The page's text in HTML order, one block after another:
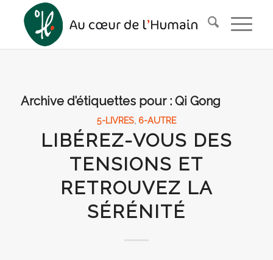
Archive d’étiquettes pour : Qi Gong
5-LIVRES, 6-AUTRE
LIBÉREZ-VOUS DES
TENSIONS ET
RETROUVEZ LA
SÉRÉNITÉ